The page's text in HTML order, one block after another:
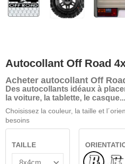
Autocollant Off Road
Acheter autocollant Off
Des autocollants idéaux à
la voiture, la tablette, le casque...
Choisissez la couleur, la taille et
besoins
TAILLE
Normal